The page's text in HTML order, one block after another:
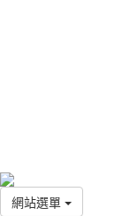
網站選單